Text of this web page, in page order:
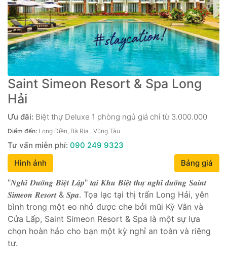
Saint Simeon Resort & Spa Long
Hải
Ưu đãi: Biệt thự Deluxe 1 phòng ngủ giá chỉ từ 3.000.000
Điểm đến: Long Điền, Bà Rịa , Vũng Tàu
Tư vấn miễn phí: 090 249 9323
Hình ảnh
Bảng giá
"𝑵𝒈𝒉𝒊̉ 𝑫𝒖̛𝒐̛̃𝒏𝒈 𝑩𝒊𝒆̣̂𝒕 𝑳𝒂̣̂𝒑" 𝒕𝒂̣𝒊 𝑲𝒉𝒖 𝑩𝒊𝒆̣̂𝒕 𝒕𝒉𝒖̛̣ 𝒏𝒈𝒉𝒊̉ 𝒅𝒖̛𝒐̛̃𝒏𝒈 𝑺𝒂𝒊𝒏𝒕
𝑺𝒊𝒎𝒆𝒐𝒏 𝑹𝒆𝒔𝒐𝒓𝒕 & 𝑺𝒑𝒂. Tọa lạc tại thị trấn Long Hải, yên
bình trong một eo nhỏ được che bởi mũi Kỳ Vân và
Cửa Lấp, Saint Simeon Resort & Spa là một sự lựa
chọn hoàn hảo cho bạn một kỳ nghỉ an toàn và riêng
tư.